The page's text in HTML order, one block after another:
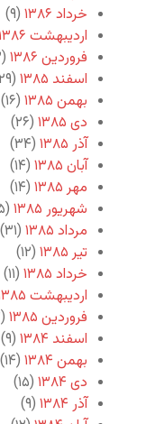
خرداد ۱۳۸۶
(۹)
اردیبهشت ۱۳۸۶
فروردین ۱۳۸۶
(۲۳)
اسفند ۱۳۸۵
(۲۹)
بهمن ۱۳۸۵
(۱۶)
دی ۱۳۸۵
(۲۶)
آذر ۱۳۸۵
(۳۴)
آبان ۱۳۸۵
(۱۴)
مهر ۱۳۸۵
(۱۴)
شهریور ۱۳۸۵
(۲۵)
مرداد ۱۳۸۵
(۳۱)
تیر ۱۳۸۵
(۱۲)
خرداد ۱۳۸۵
(۱۱)
اردیبهشت ۱۳۸۵
فروردین ۱۳۸۵
(۱۲)
اسفند ۱۳۸۴
(۹)
بهمن ۱۳۸۴
(۱۴)
دی ۱۳۸۴
(۱۵)
آذر ۱۳۸۴
(۹)